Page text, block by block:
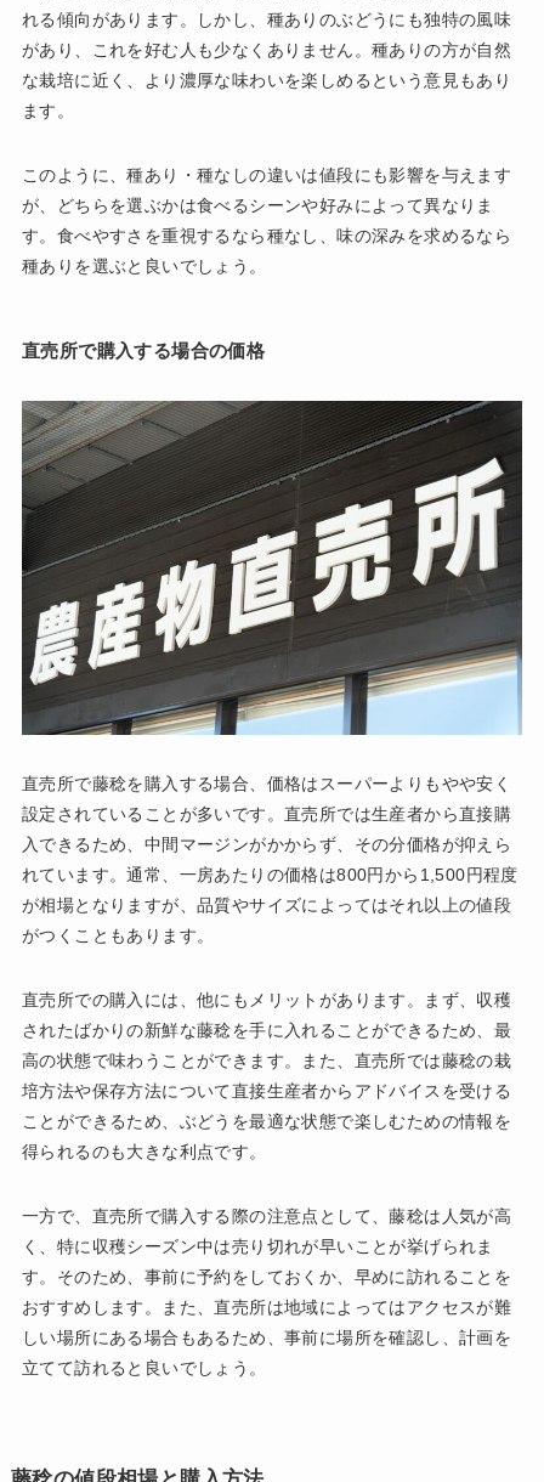
れる傾向があります。しかし、種ありのぶどうにも独特の風味
があり、これを好む人も少なくありません。種ありの方が自然
な栽培に近く、より濃厚な味わいを楽しめるという意見もあり
ます。
このように、種あり・種なしの違いは値段にも影響を与えます
が、どちらを選ぶかは食べるシーンや好みによって異なりま
す。食べやすさを重視するなら種なし、味の深みを求めるなら
種ありを選ぶと良いでしょう。
直売所で購入する場合の価格
直売所で藤稔を購入する場合、価格はスーパーよりもやや安く
設定されていることが多いです。直売所では生産者から直接購
入できるため、中間マージンがかからず、その分価格が抑えら
れています。通常、一房あたりの価格は800円から1,500円程度
が相場となりますが、品質やサイズによってはそれ以上の値段
がつくこともあります。
直売所での購入には、他にもメリットがあります。まず、収穫
されたばかりの新鮮な藤稔を手に入れることができるため、最
高の状態で味わうことができます。また、直売所では藤稔の栽
培方法や保存方法について直接生産者からアドバイスを受ける
ことができるため、ぶどうを最適な状態で楽しむための情報を
得られるのも大きな利点です。
一方で、直売所で購入する際の注意点として、藤稔は人気が高
く、特に収穫シーズン中は売り切れが早いことが挙げられま
す。そのため、事前に予約をしておくか、早めに訪れることを
おすすめします。また、直売所は地域によってはアクセスが難
しい場所にある場合もあるため、事前に場所を確認し、計画を
立てて訪れると良いでしょう。